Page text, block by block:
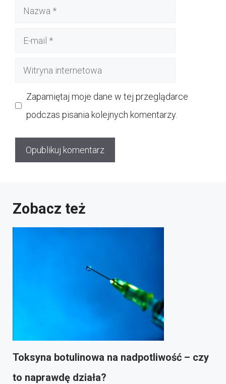
Nazwa
Witryna
Zapamiętaj moje dane w tej przeglądarce
podczas pisania kolejnych komentarzy.
Zobacz też
Toksyna botulinowa na nadpotliwość – czy
to naprawdę działa?